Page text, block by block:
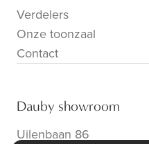
Verdelers
Onze toonzaal
Contact
Dauby showroom
Uilenbaan 86